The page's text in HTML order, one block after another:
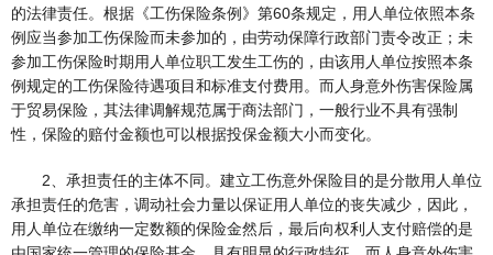
的法律责任。根据《工伤保险条例》第60条规定，用人单位依照本条
例应当参加工伤保险而未参加的，由劳动保障行政部门责令改正；未
参加工伤保险时期用人单位职工发生工伤的，由该用人单位按照本条
例规定的工伤保险待遇项目和标准支付费用。而人身意外伤害保险属
于贸易保险，其法律调解规范属于商法部门，一般行业不具有强制
性，保险的赔付金额也可以根据投保金额大小而变化。
2、承担责任的主体不同。建立工伤意外保险目的是分散用人单位
承担责任的危害，调动社会力量以保证用人单位的丧失减少，因此，
用人单位在缴纳一定数额的保险金然后，最后向权利人支付赔偿的是